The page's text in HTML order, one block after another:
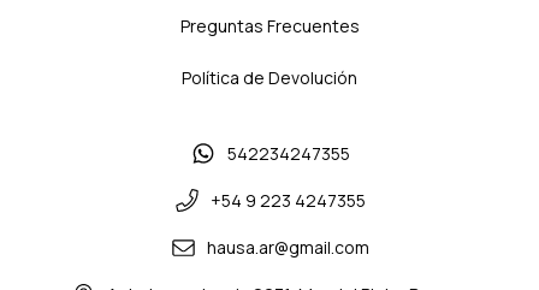
Preguntas Frecuentes
Política de Devolución
542234247355
+54 9 223 4247355
hausa.ar@gmail.com